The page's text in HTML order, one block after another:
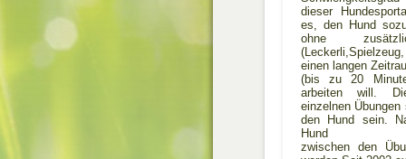
dieser
es, den Hund
ohne
einen langen
(bis zu 20
arbeiten will.
einzelnen
den Hund sein.
Hund
zwischen den